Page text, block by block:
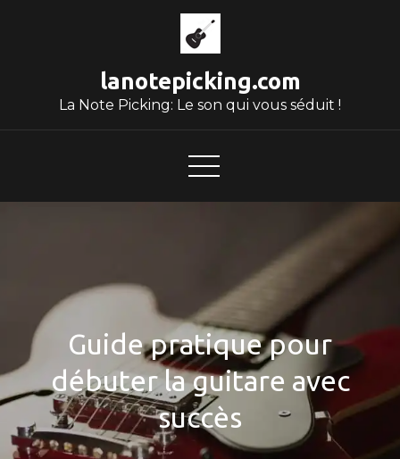
lanotepicking.com
La Note Picking: Le son qui vous séduit !
Guide pratique pour
débuter la guitare avec
succès